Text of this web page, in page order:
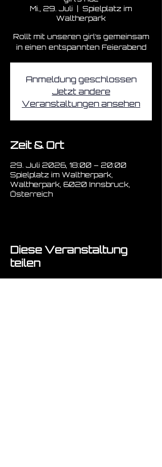
Mi., 29. Juli
  |
Spielplatz im
Waltherpark
Rollt mit unseren girl‘s gemeinsam
in einen entspannten Feierabend
Anmeldung geschlossen
Jetzt andere
Veranstaltungen ansehen
Zeit & Ort
29. Juli 2026, 18:00 – 20:00
Spielplatz im Waltherpark,
Waltherpark, 6020 Innsbruck,
Österreich
Diese Veranstaltung
teilen